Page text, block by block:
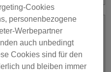
kann ich
Android
Cookies
personenbezogene
Werbepartner
auch unbedingt
Cookies sind für den
und bleiben immer